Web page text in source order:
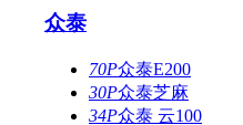
众泰
70P众泰E200
30P众泰芝麻
34P众泰 云100